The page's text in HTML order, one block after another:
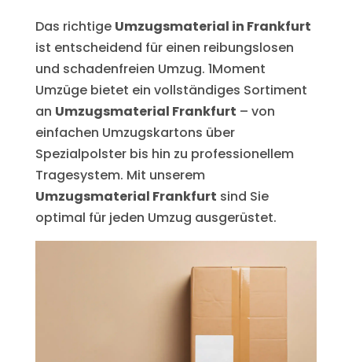
Das richtige Umzugsmaterial in Frankfurt
ist entscheidend für einen reibungslosen
und schadenfreien Umzug. 1Moment
Umzüge bietet ein vollständiges Sortiment
an Umzugsmaterial Frankfurt – von
einfachen Umzugskartons über
Spezialpolster bis hin zu professionellem
Tragesystem. Mit unserem
Umzugsmaterial Frankfurt sind Sie
optimal für jeden Umzug ausgerüstet.